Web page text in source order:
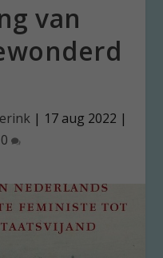
van
| 17 aug 2022 |
0